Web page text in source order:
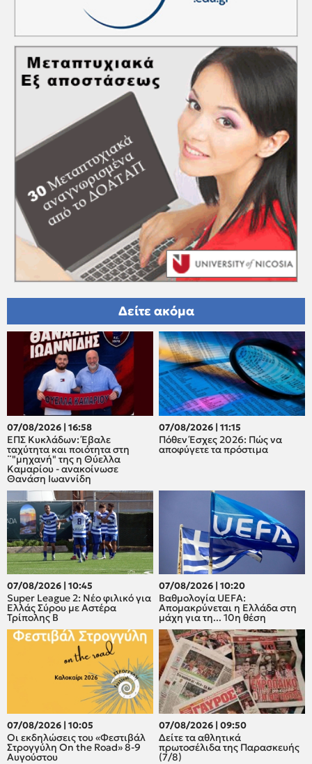
Δείτε ακόμα
07/08/2026 | 16:58
ΕΠΣ Κυκλάδων: Έβαλε
ταχύτητα και ποιότητα στη
¨"μηχανή" της η Θύελλα
Καμαρίου - ανακοίνωσε
Θανάση Ιωαννίδη
07/08/2026 | 11:15
Πόθεν Έσχες 2026: Πώς να
αποφύγετε τα πρόστιμα
07/08/2026 | 10:45
Super League 2: Νέο φιλικό για
Ελλάς Σύρου με Αστέρα
Τρίπολης Β
07/08/2026 | 10:20
Βαθμολογία UEFA:
Απομακρύνεται η Ελλάδα στη
μάχη για τη... 10η θέση
07/08/2026 | 10:05
Οι εκδηλώσεις του «Φεστιβάλ
Στρογγύλη On the Road» 8-9
Αυγούστου
07/08/2026 | 09:50
Δείτε τα αθλητικά
πρωτοσέλιδα της Παρασκευής
(7/8)